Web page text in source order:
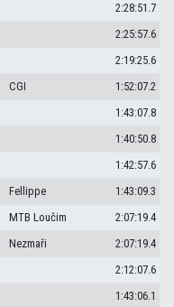
2:28:51.7
2:25:57.6
2:19:25.6
CGI
1:52:07.2
1:43:07.8
1:40:50.8
1:42:57.6
Fellippe
1:43:09.3
MTB Loučim
2:07:19.4
Nezmaři
2:07:19.4
2:12:07.6
1:43:06.1